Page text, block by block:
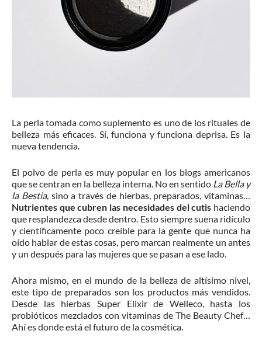
La perla tomada como suplemento es uno de los rituales de
belleza más eficaces. Sí, funciona y funciona deprisa. Es la
nueva tendencia.
El polvo de perla es muy popular en los blogs americanos
que se centran en la belleza interna. No en sentido La Bella y
la Bestia, sino a través de hierbas, preparados, vitaminas…
Nutrientes que cubren las necesidades del cutis haciendo
que resplandezca desde dentro. Esto siempre suena ridículo
y científicamente poco creíble para la gente que nunca ha
oído hablar de estas cosas, pero marcan realmente un antes
y un después para las mujeres que se pasan a ese lado.
Ahora mismo, en el mundo de la belleza de altísimo nivel,
este tipo de preparados son los productos más vendidos.
Desde las hierbas Super Elixir de Welleco, hasta los
probióticos mezclados con vitaminas de The Beauty Chef…
Ahí es donde está el futuro de la cosmética.